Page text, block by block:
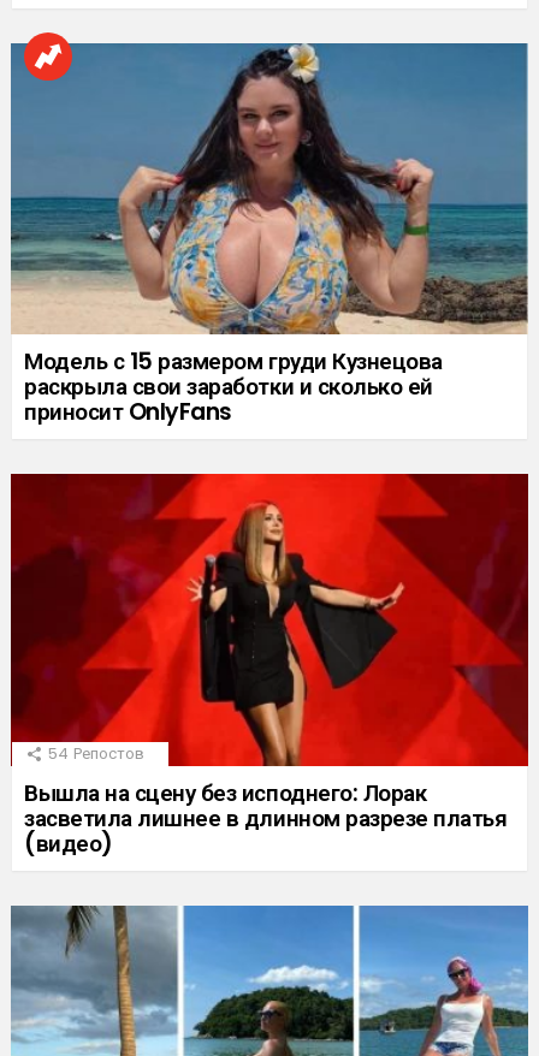
Модель с 15 размером груди Кузнецова
раскрыла свои заработки и сколько ей
приносит OnlyFans
54 Репостов
Вышла на сцену без исподнего: Лорак
засветила лишнее в длинном разрезе платья
(видео)